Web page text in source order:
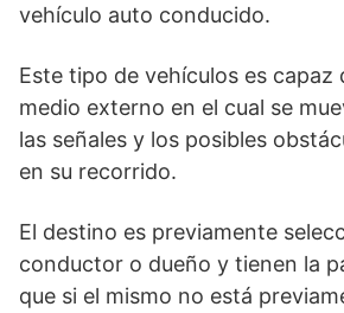
vehículo auto conducido.
Este tipo de vehículos es capaz
medio externo en el cual se
las señales y los posibles
en su recorrido.
El destino es previamente
conductor o dueño y tienen la
que si el mismo no está